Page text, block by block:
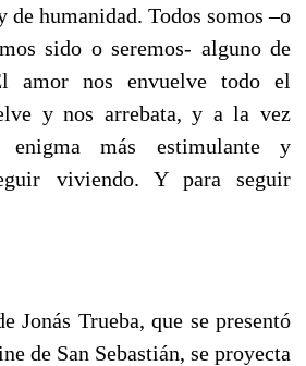
de humanidad. Todos somos –o
sido o seremos- alguno de
amor nos envuelve todo el
y nos arrebata, y a la vez
más estimulante y
viviendo. Y para seguir
Jonás Trueba, que se presentó
de San Sebastián, se proyecta